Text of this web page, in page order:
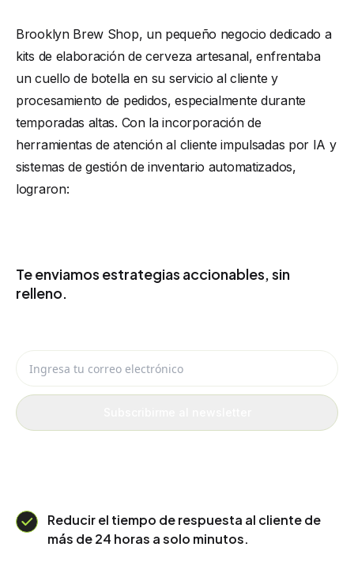
Brooklyn Brew Shop, un pequeño negocio dedicado a
kits de elaboración de cerveza artesanal, enfrentaba
un cuello de botella en su servicio al cliente y
procesamiento de pedidos, especialmente durante
temporadas altas. Con la incorporación de
herramientas de atención al cliente impulsadas por IA y
sistemas de gestión de inventario automatizados,
lograron:
Te enviamos estrategias accionables, sin
relleno.
Ingresa tu correo electrónico
Reducir el tiempo de respuesta al cliente de
más de 24 horas a solo minutos.